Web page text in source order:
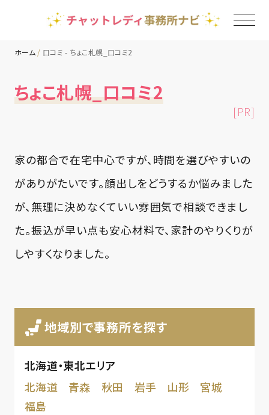
地域別ランキング
コラム
ホーム 口コミ - ちょこ札幌_口コミ2
ちょこ札幌_口コミ2
[PR]
家の都合で在宅中心ですが、時間を選びやすいの
がありがたいです。顔出しをどうするか悩みました
が、無理に決めなくていい雰囲気で相談できまし
た。振込が早い点も安心材料で、家計のやりくりが
しやすくなりました。
地域別で事務所を探す
北海道・東北エリア
北海道
青森 秋田 岩手 山形
宮城
福島